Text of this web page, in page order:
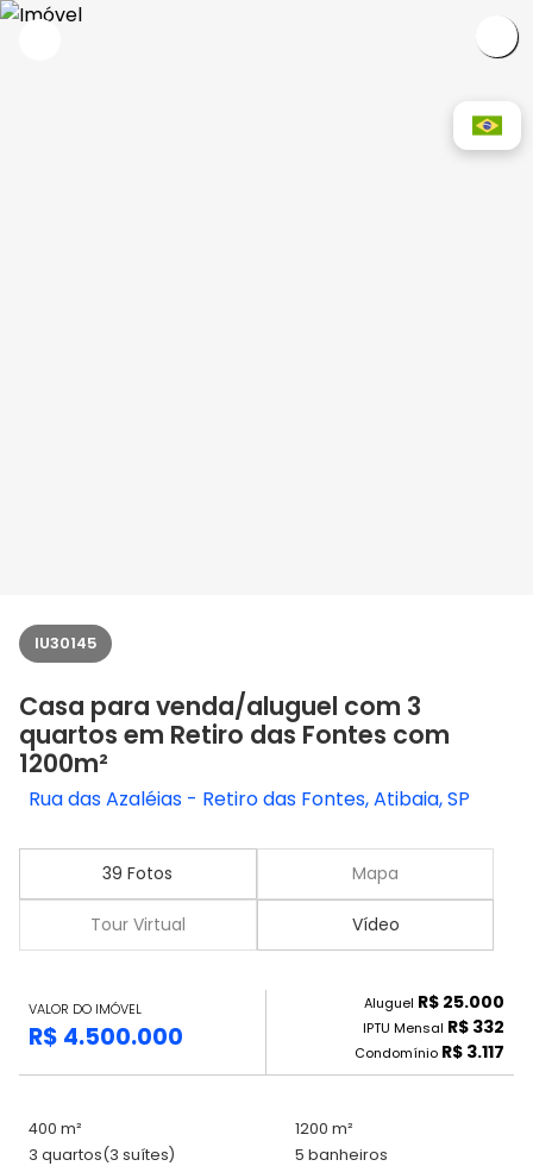
IU30145
Casa para venda/aluguel com 3
quartos em Retiro das Fontes com
1200m²
Rua das Azaléias - Retiro das Fontes, Atibaia, SP
39 Fotos Mapa
Tour Virtual Vídeo
VALOR DO IMÓVEL
R$ 4.500.000
Aluguel R$ 25.000
IPTU Mensal R$ 332
Condomínio R$ 3.117
400 m²
1200 m²
3 quartos(3 suítes)
5 banheiros